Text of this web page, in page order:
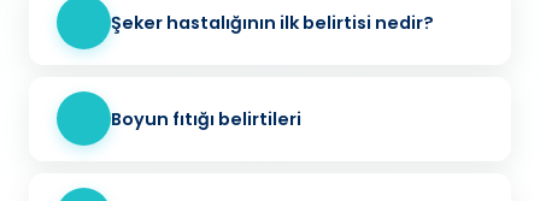
Şeker hastalığının ilk belirtisi nedir?
Boyun fıtığı belirtileri